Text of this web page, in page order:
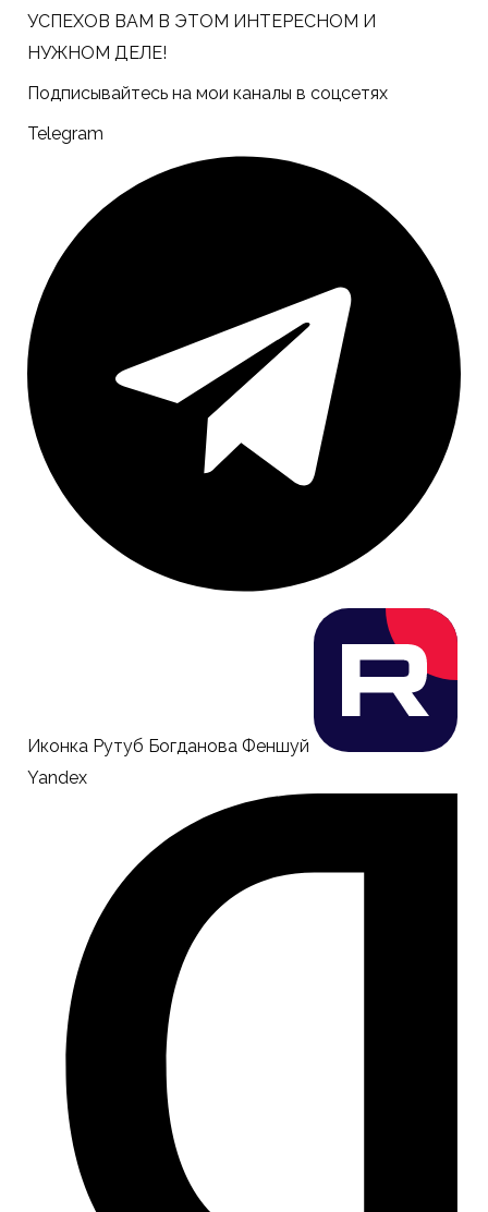
УСПЕХОВ ВАМ В ЭТОМ ИНТЕРЕСНОМ И
НУЖНОМ ДЕЛЕ!
Подписывайтесь на мои каналы в соцсетях
Telegram
Иконка Рутуб Богданова Феншуй
Yandex